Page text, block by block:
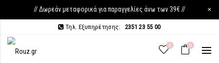
// Δωρεάν μεταφορικά για παραγγελίες άνω των 39€ // ×
Τηλ. Εξυπηρέτησης: 2351 23 55 00
0 0